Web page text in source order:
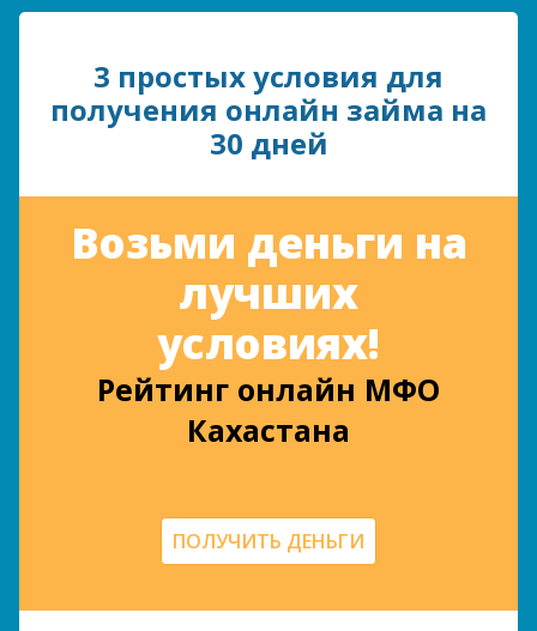
3 простых условия для
получения онлайн займа на
30 дней
Возьми деньги на
лучших
условиях!
Рейтинг онлайн МФО
Кахастана
ПОЛУЧИТЬ ДЕНЬГИ